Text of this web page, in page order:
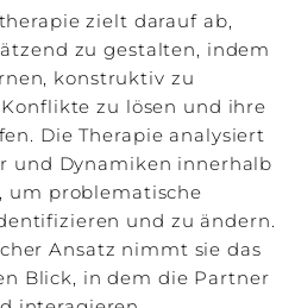
zielt darauf ab,
zu gestalten, indem
konstruktiv zu
zu lösen und ihre
Die Therapie analysiert
und Dynamiken innerhalb
um problematische
und zu ändern.
Ansatz nimmt sie das
Blick, in dem die Partner